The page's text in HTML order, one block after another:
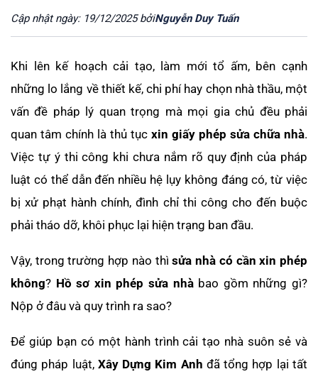
Cập nhật ngày: 19/12/2025 bởiNguyễn Duy Tuấn
Khi lên kế hoạch cải tạo, làm mới tổ ấm, bên cạnh
những lo lắng về thiết kế, chi phí hay chọn nhà thầu, một
vấn đề pháp lý quan trọng mà mọi gia chủ đều phải
quan tâm chính là thủ tục xin giấy phép sửa chữa nhà.
Việc tự ý thi công khi chưa nắm rõ quy định của pháp
luật có thể dẫn đến nhiều hệ lụy không đáng có, từ việc
bị xử phạt hành chính, đình chỉ thi công cho đến buộc
phải tháo dỡ, khôi phục lại hiện trạng ban đầu.
Vậy, trong trường hợp nào thìsửa nhà có cần xin phép
không? Hồ sơ xin phép sửa nhàbao gồm những gì?
Nộp ở đâu và quy trình ra sao?
Để giúp bạn có một hành trình cải tạo nhà suôn sẻ và
đúng pháp luật, Xây Dựng Kim Anh đã tổng hợp lại tất